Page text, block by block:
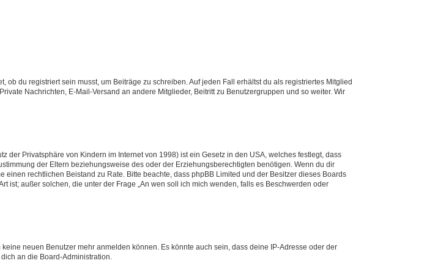
du registriert sein musst, um Beiträge zu schreiben. Auf jeden Fall erhältst du als registriertes Mitglied
Nachrichten, E-Mail-Versand an andere Mitglieder, Beitritt zu Benutzergruppen und so weiter. Wir
der Privatsphäre von Kindern im Internet von 1998) ist ein Gesetz in den USA, welches festlegt, dass
der Eltern beziehungsweise des oder der Erziehungsberechtigten benötigen. Wenn du dir
rechtlichen Beistand zu Rate. Bitte beachte, dass phpBB Limited und der Besitzer dieses Boards
außer solchen, die unter der Frage „An wen soll ich mich wenden, falls es Beschwerden oder
neuen Benutzer mehr anmelden können. Es könnte auch sein, dass deine IP-Adresse oder der
an die Board-Administration.